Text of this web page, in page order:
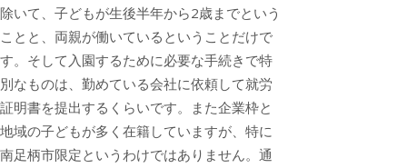
除いて、子どもが生後半年から2歳までという
ことと、両親が働いているということだけで
す。そして入園するために必要な手続きで特
別なものは、勤めている会社に依頼して就労
証明書を提出するくらいです。また企業枠と
地域の子どもが多く在籍していますが、特に
南足柄市限定というわけではありません。通